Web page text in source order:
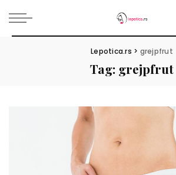
Lepotica.rs > grejpfrut
Tag: grejpfrut